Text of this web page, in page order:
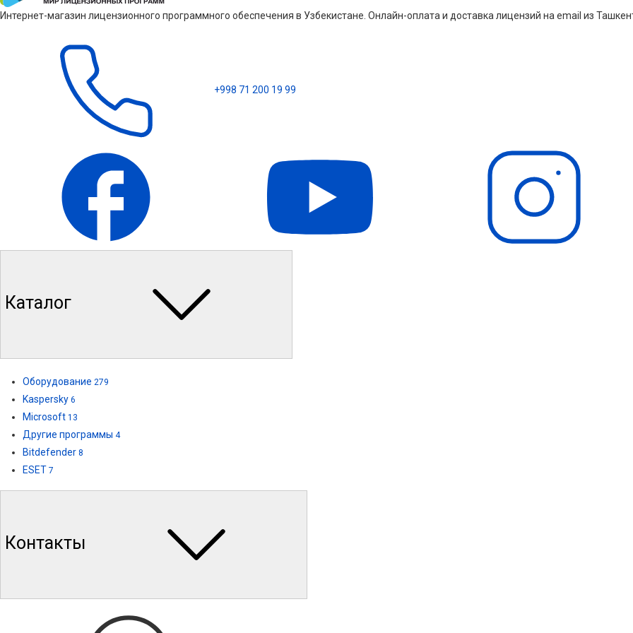
Интернет-магазин лицензионного программного обеспечения в Узбекистане. Онлайн-оплата и доставка лицензий на email из
+998 71 200 19 99
Каталог
Оборудование 279
Kaspersky 6
Microsoft 13
Другие программы 4
Bitdefender 8
ESET 7
Контакты